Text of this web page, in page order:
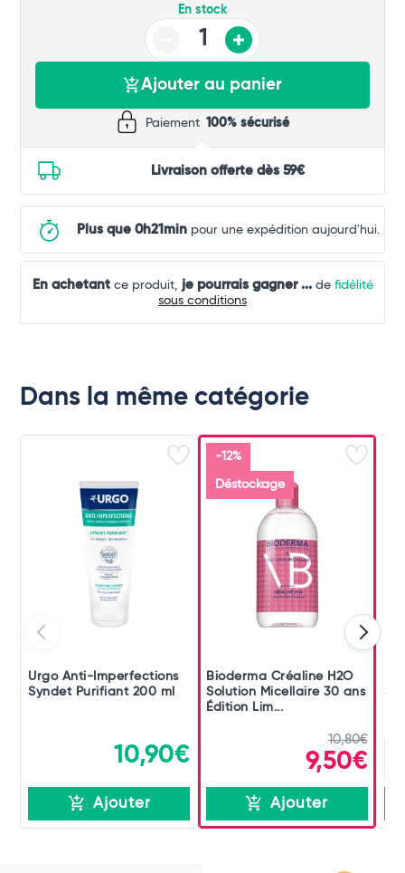
En stock
Ajouter au panier
Paiement 100% sécurisé
Livraison offerte dès 59€
Plus que 0h21minpour une expédition aujourd'hui.
En achetantce produit, je pourrais gagner ...de fidélité
sous conditions
Dans la même catégorie
Urgo Anti-Imperfections
Syndet Purifiant 200 ml
10,90€
Ajouter
-12%
Déstockage
Bioderma Créaline H2O
Solution Micellaire 30 ans
Édition Lim...
10,80€
9,50€
Ajouter